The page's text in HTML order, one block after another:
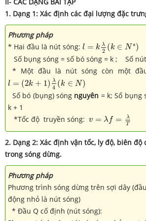
1. Dạng 1: Xác định các đại lượng đặc
Phương pháp
* Hai đầu là nút sóng: l = k λ
2 (k ∈ N ∗)
l= λ 2( k∈ ∗)
Số bụng sóng = số bó sóng = k ; Số nút
* Một đầu là nút sóng còn một
l = (2k + 1) λ
4 (k ∈ N)
l= 2k+1 λ4( k∈N)
Số bó (bụng) sóng nguyên = k; Số bụng
k + 1
*Tốc độ truyền sóng: v = λf =
λ
T
f= λ
2. Dạng 2: Xác định vận tốc, ly độ, biên độ
trong sóng dừng.
Phương pháp
Phương trình sóng dừng trên sợi dây
động nhỏ là nút sóng)
* Đầu Q cố định (nút sóng):